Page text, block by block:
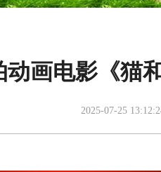
动画电影《猫
2025-07-25